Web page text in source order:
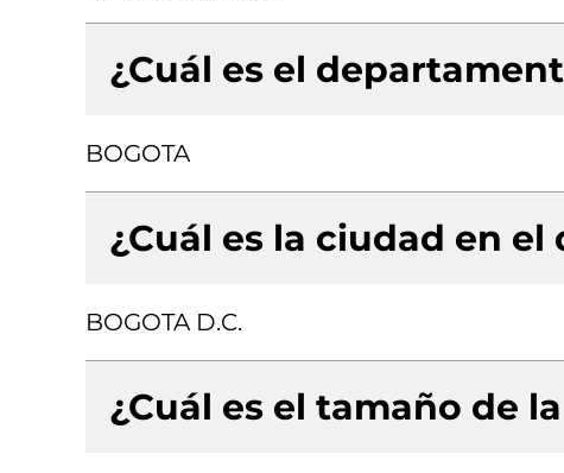
¿Cuál es el
BOGOTA
¿Cuál es la ciudad en el
BOGOTA D.C.
¿Cuál es el tamaño de